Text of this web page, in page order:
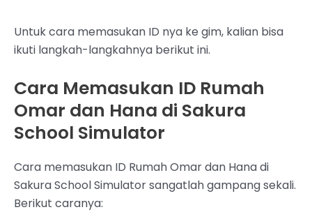
Untuk cara memasukan ID nya ke gim, kalian bisa
ikuti langkah-langkahnya berikut ini.
Cara Memasukan ID Rumah
Omar dan Hana di Sakura
School Simulator
Cara memasukan ID Rumah Omar dan Hana di
Sakura School Simulator sangatlah gampang sekali.
Berikut caranya: